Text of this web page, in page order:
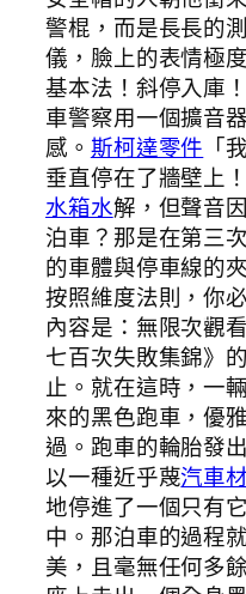
警棍，而是長長的
儀，臉上的表情極
基本法！斜停入庫
車警察用一個擴音
感。 斯柯達零件 「
垂直停在了牆壁上
水箱水解，但聲音
泊車？那是在第三
的車體與停車線的
按照維度法則，你
內容是：無限次觀
七百次失敗集錦》
止。就在這時，一
來的黑色跑車，優
過。跑車的輪胎發
以一種近乎蔑汽車
地停進了一個只有
中。那泊車的過程
美，且毫無任何多